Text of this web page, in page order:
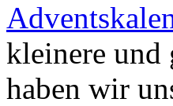
kleinere und
haben wir